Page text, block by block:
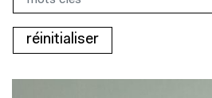
réinitialiser